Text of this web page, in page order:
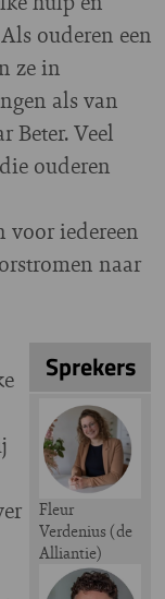
ouderen een
ze in
als van
Beter. Veel
ouderen
voor iedereen
naar
Sprekers
Image
Fleur
Verdenius (de
Alliantie)
Image